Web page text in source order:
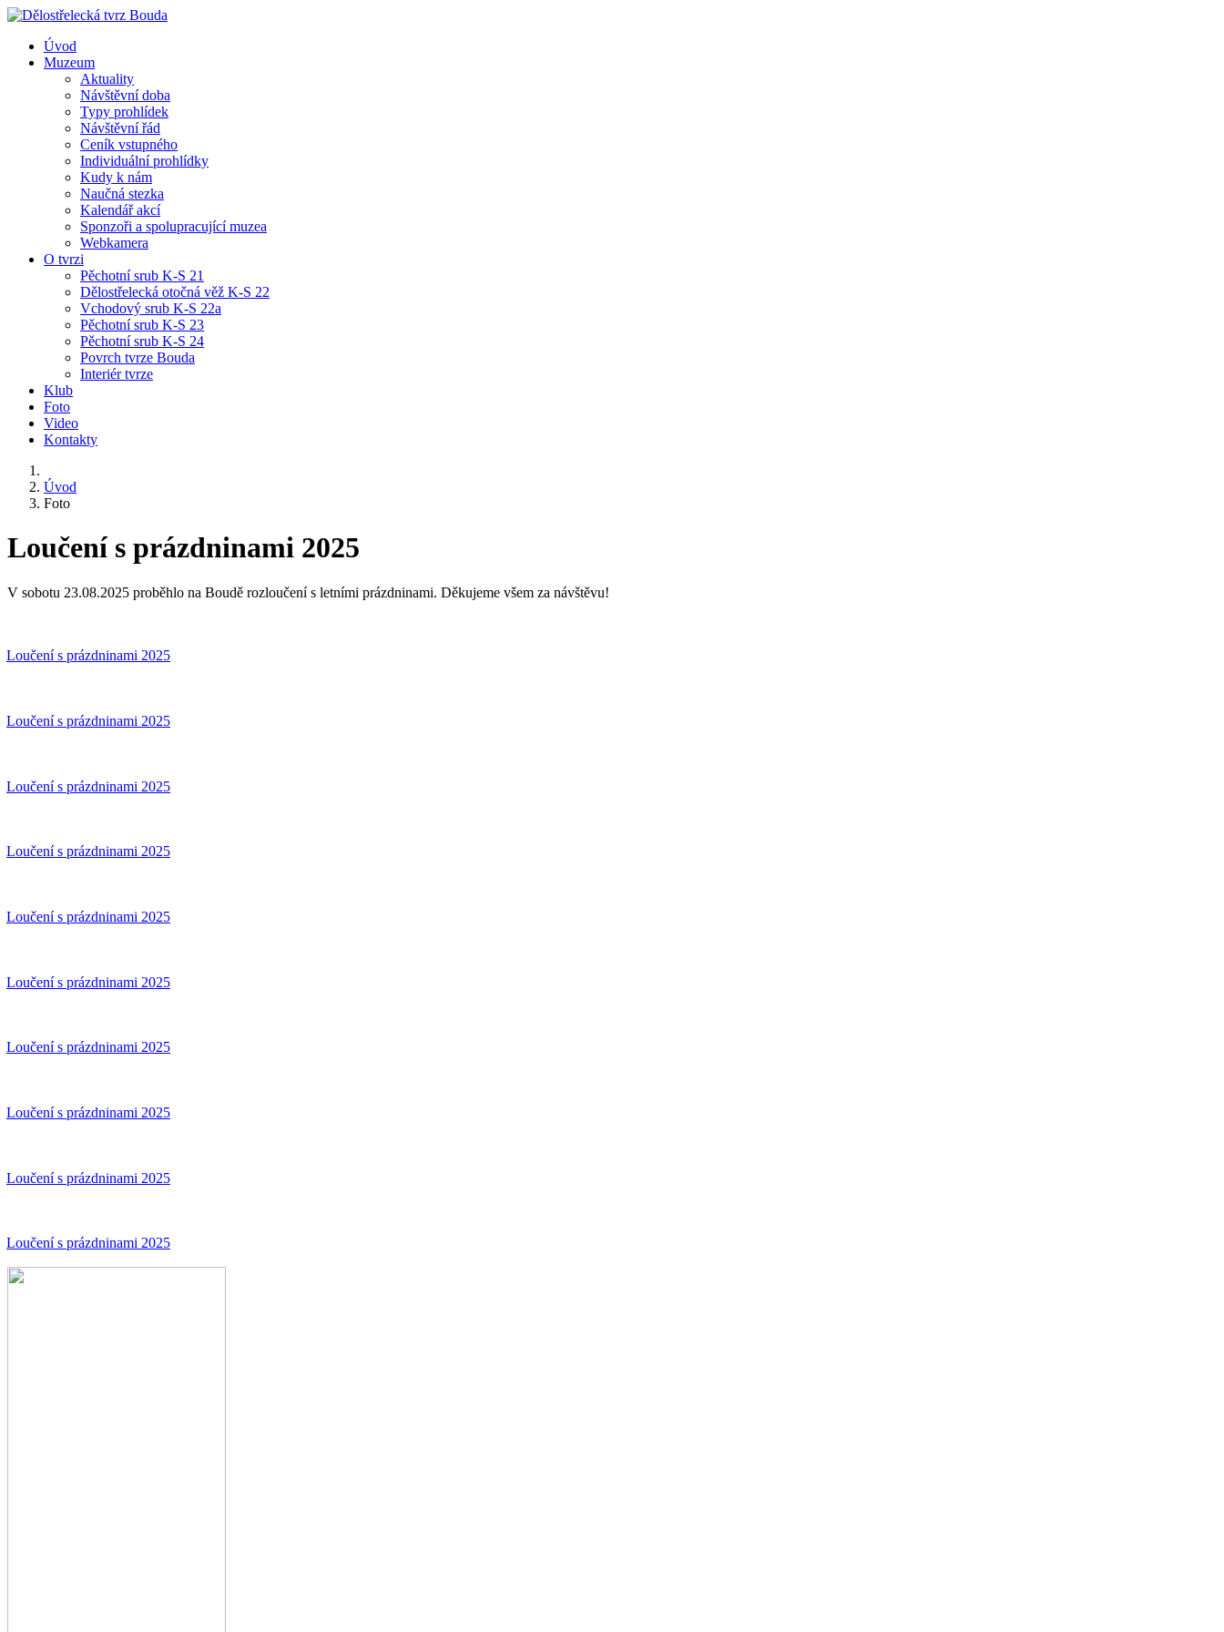
Úvod
Muzeum
Aktuality
Návštěvní doba
Typy prohlídek
Návštěvní řád
Ceník vstupného
Individuální prohlídky
Kudy k nám
Naučná stezka
Kalendář akcí
Sponzoři a spolupracující muzea
Webkamera
O tvrzi
Pěchotní srub K-S 21
Dělostřelecká otočná věž K-S 22
Vchodový srub K-S 22a
Pěchotní srub K-S 23
Pěchotní srub K-S 24
Povrch tvrze Bouda
Interiér tvrze
Klub
Foto
Video
Kontakty
Úvod
Foto
Loučení s prázdninami 2025
V sobotu 23.08.2025 proběhlo na Boudě rozloučení s letními prázdninami. Děkujeme všem za návštěvu!
Loučení s prázdninami 2025
Loučení s prázdninami 2025
Loučení s prázdninami 2025
Loučení s prázdninami 2025
Loučení s prázdninami 2025
Loučení s prázdninami 2025
Loučení s prázdninami 2025
Loučení s prázdninami 2025
Loučení s prázdninami 2025
Loučení s prázdninami 2025